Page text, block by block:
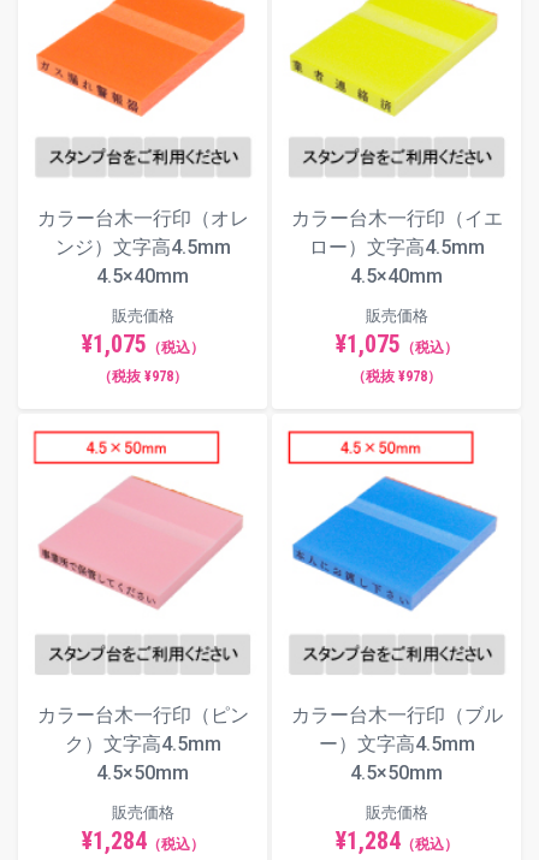
カラー台木一行印（オレ
ンジ）文字高4.5mm
4.5×40mm
販売価格
¥1,075 （税込）
（税抜 ¥978）
カラー台木一行印（イエ
ロー）文字高4.5mm
4.5×40mm
販売価格
¥1,075 （税込）
（税抜 ¥978）
カラー台木一行印（ピン
ク）文字高4.5mm
4.5×50mm
販売価格
¥1,284（税込）
カラー台木一行印（ブル
ー）文字高4.5mm
4.5×50mm
販売価格
¥1,284（税込）